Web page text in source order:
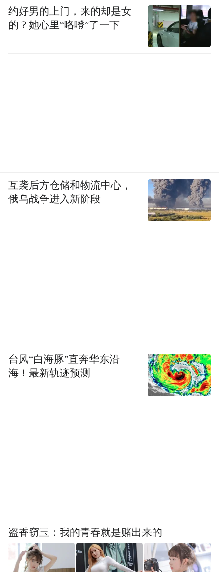
约好男的上门，来的却是女
的？她心里“咯噔”了一下
互袭后方仓储和物流中心，
俄乌战争进入新阶段
台风“白海豚”直奔华东沿
海！最新轨迹预测
盗香窃玉：我的青春就是赌出来的